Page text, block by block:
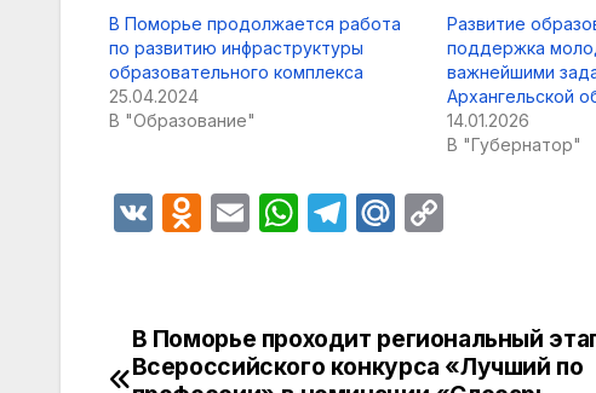
В Поморье продолжается работа
по развитию инфраструктуры
образовательного комплекса
25.04.2024
В "Образование"
Развитие
поддержка
важнейшими
Архангельской
14.01.2026
В "Губернатор"
V
O
o
kl
E
W
s
A
T
gr
a
M
u
y
Li
Навигация
В Поморье проходит региональный
Всероссийского конкурса «Лучший по